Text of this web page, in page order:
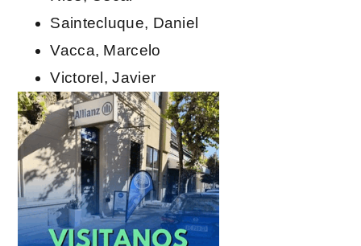
Saintecluque, Daniel
Vacca, Marcelo
Victorel, Javier